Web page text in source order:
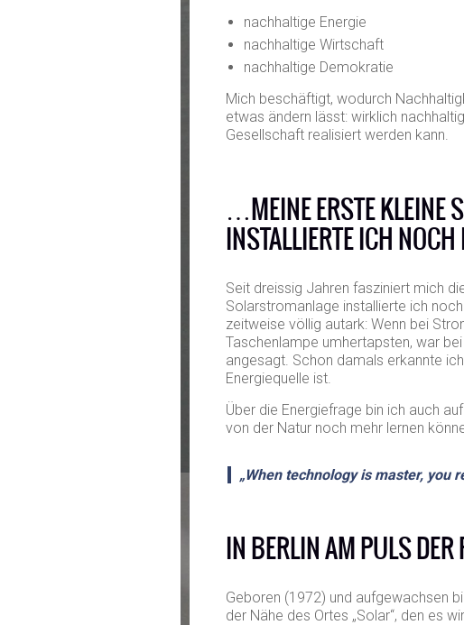
nachhaltige Energie
nachhaltige Wirtschaft
nachhaltige Demokratie
Mich beschäftigt, wodurch
etwas ändern lässt: wirklich
Gesellschaft realisiert werden kann.
…MEINE ERSTE KLEINE
INSTALLIERTE ICH
Seit dreissig Jahren fasziniert mich
Solarstromanlage installierte ich
zeitweise völlig autark: Wenn bei
Taschenlampe umhertapsten, war
angesagt. Schon damals erkannte
Energiequelle ist.
Über die Energiefrage bin ich auch
von der Natur noch mehr lernen
„When technology is master, you
IN BERLIN AM PULS DER
Geboren (1972) und aufgewachsen
der Nähe des Ortes „Solar“, den es